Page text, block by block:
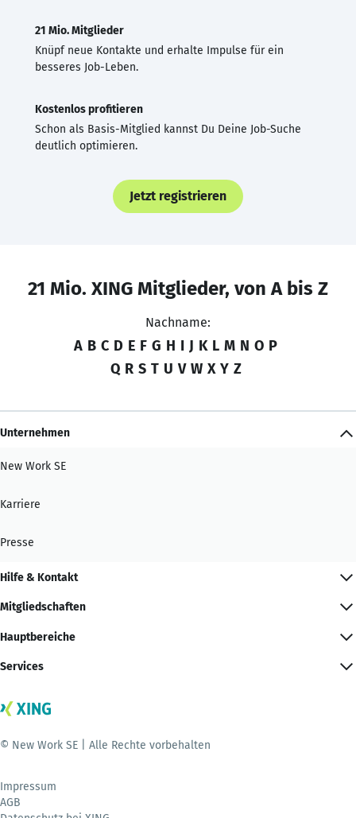
21 Mio. Mitglieder
Knüpf neue Kontakte und erhalte Impulse für ein
besseres Job-Leben.
Kostenlos profitieren
Schon als Basis-Mitglied kannst Du Deine Job-Suche
deutlich optimieren.
Jetzt registrieren
21 Mio. XING Mitglieder, von A bis Z
Nachname:
A B C D E F G H I J K L M N O P
Q R S T U V W X Y Z
Unternehmen
New Work SE
Karriere
Presse
Hilfe & Kontakt
Mitgliedschaften
Hauptbereiche
Services
© New Work SE | Alle Rechte vorbehalten
Impressum
AGB